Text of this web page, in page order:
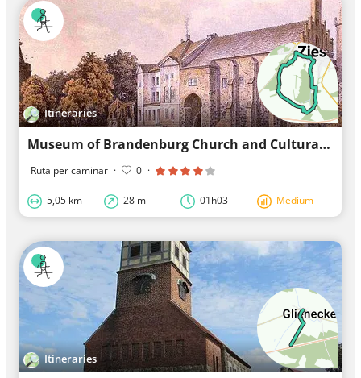
Itineraries
Museum of Brandenburg Church and Cultural History of the Middle Ages: Museum visit with the ...
Ruta per caminar · 0 ·
5,05 km 28 m 01h03 Medium
Itineraries